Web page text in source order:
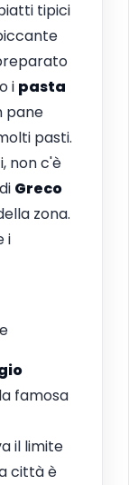
tipici
i pasta
pane
pasti.
non c'è
Greco
zona.
i
famosa
il limite
città è